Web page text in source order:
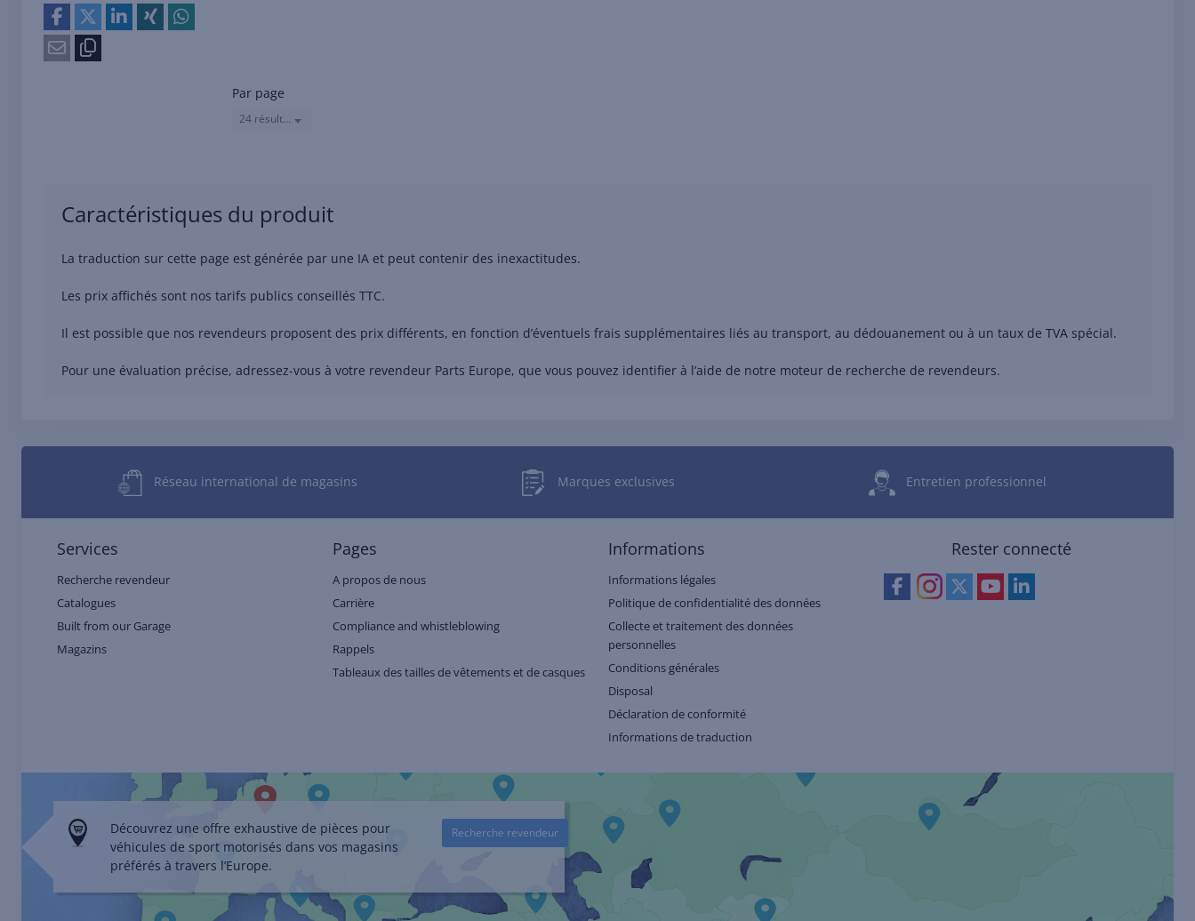
Par page
24 résultats
Caractéristiques du produit
La traduction sur cette page est générée par une IA et peut contenir des inexactitudes.
Les prix affichés sont nos tarifs publics conseillés TTC.
Il est possible que nos revendeurs proposent des prix différents, en fonction d’éventuels frais supplémentaires liés au transport, au dédouanement ou à un taux de TVA spécial.
Pour une évaluation précise, adressez-vous à votre revendeur Parts Europe, que vous pouvez identifier à l’aide de notre moteur de recherche de revendeurs.
Réseau international de magasins Marques exclusives Entretien professionnel
Services
Recherche revendeur
Catalogues
Built from our Garage
Magazins
Pages
A propos de nous
Carrière
Compliance and whistleblowing
Rappels
Tableaux des tailles de vêtements et de casques
Informations
Informations légales
Politique de confidentialité des données
Collecte et traitement des données
personnelles
Conditions générales
Disposal
Déclaration de conformité
Informations de traduction
Rester connecté
Découvrez une offre exhaustive de pièces pour
véhicules de sport motorisés dans vos magasins
préférés à travers l’Europe.
Recherche revendeur